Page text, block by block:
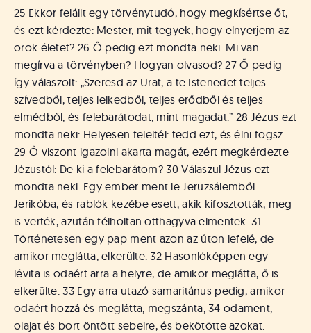
m
á
t
u
s
o
k
e
-
L
a
p
j
a
25 Ekkor felállt egy törvénytudó, hogy megkísértse őt,
és ezt kérdezte: Mester, mit tegyek, hogy elnyerjem az
örök életet? 26 Ő pedig ezt mondta neki: Mi van
megírva a törvényben? Hogyan olvasod? 27 Ő pedig
így válaszolt: „Szeresd az Urat, a te Istenedet teljes
szívedből, teljes lelkedből, teljes erődből és teljes
elmédből, és felebarátodat, mint magadat.” 28 Jézus ezt
mondta neki: Helyesen feleltél: tedd ezt, és élni fogsz.
29 Ő viszont igazolni akarta magát, ezért megkérdezte
Jézustól: De ki a felebarátom? 30 Válaszul Jézus ezt
mondta neki: Egy ember ment le Jeruzsálemből
Jerikóba, és rablók kezébe esett, akik kifosztották, meg
is verték, azután félholtan otthagyva elmentek. 31
Történetesen egy pap ment azon az úton lefelé, de
amikor meglátta, elkerülte. 32 Hasonlóképpen egy
lévita is odaért arra a helyre, de amikor meglátta, ő is
elkerülte. 33 Egy arra utazó samaritánus pedig, amikor
odaért hozzá és meglátta, megszánta, 34 odament,
olajat és bort öntött sebeire, és bekötötte azokat.